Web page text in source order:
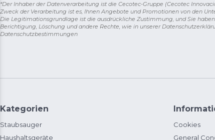
*Der Inhaber der Datenverarbeitung ist die Cecotec-Gruppe (Cecotec
Zweck der Verarbeitung ist es, Ihnen Angebote und Promotionen von den
Die Legitimationsgrundlage ist die ausdrückliche Zustimmung, und Sie
Berichtigung, Löschung und andere Rechte, wie in unserer
Datenschutzbestimmungen
Kategorien
Staubsauger
Haushaltsgeräte
Cookies
General